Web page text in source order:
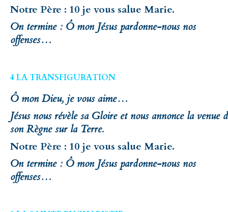
Notre Père : 10 je vous salue Marie.
On termine : Ô mon Jésus pardonne-nous nos
offenses…
4 LA TRANSFIGURATION
Ô mon Dieu, je vous aime…
Jésus nous révèle sa Gloire et nous annonce la venue
son Règne sur la Terre.
Notre Père : 10 je vous salue Marie.
On termine : Ô mon Jésus pardonne-nous nos
offenses…